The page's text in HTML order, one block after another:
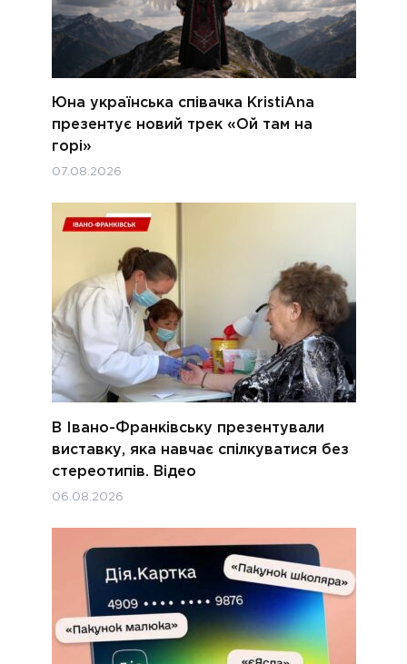
Юна українська співачка KristiAna
презентує новий трек «Ой там на
горі»
07.08.2026
В Івано-Франківську презентували
виставку, яка навчає спілкуватися без
стереотипів. Відео
06.08.2026